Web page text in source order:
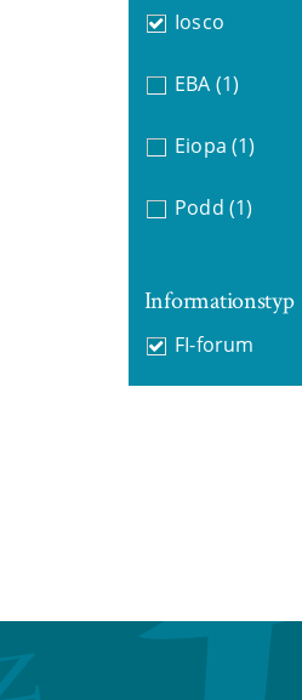
Iosco
EBA (1)
Eiopa (1)
Podd (1)
Informationstyp
FI-forum